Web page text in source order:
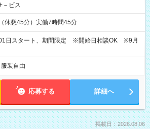
－ビス
休憩45分）実働7時間45分
日スタート、期間限定 ※開始日相談OK ※9月
服装自由
応募する 詳細へ
掲載日：2026.08.06